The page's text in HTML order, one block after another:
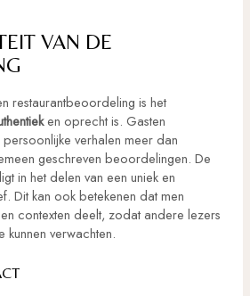
VAN DE
restaurantbeoordeling is het
en oprecht is. Gasten
verhalen meer dan
geschreven beoordelingen. De
in het delen van een uniek en
Dit kan ook betekenen dat men
contexten deelt, zodat andere lezers
verwachten.